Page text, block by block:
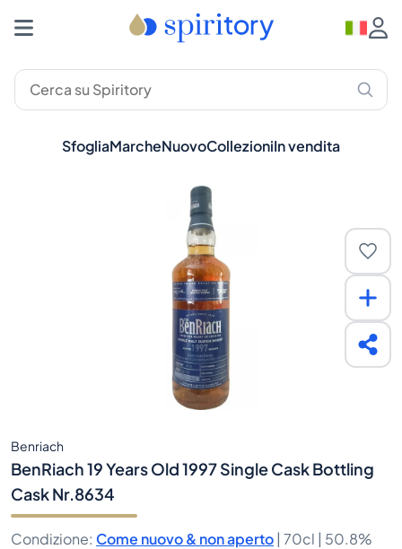
SfogliaMarcheNuovoCollezioniIn vendita
Benriach
BenRiach 19 Years Old 1997 Single Cask Bottling
Cask Nr.8634
Condizione: Come nuovo & non aperto | 70cl | 50.8%